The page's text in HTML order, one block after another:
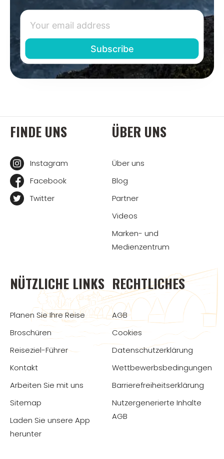
FINDE UNS
Instagram
Facebook
Twitter
ÜBER UNS
Über uns
Blog
Partner
Videos
Marken- und
Medienzentrum
NÜTZLICHE LINKS
Planen Sie Ihre Reise
Broschüren
Reiseziel-Führer
Kontakt
Arbeiten Sie mit uns
Sitemap
Laden Sie unsere App
herunter
RECHTLICHES
AGB
Cookies
Datenschutzerklärung
Wettbewerbsbedingungen
Barrierefreiheitserklärung
Nutzergenerierte Inhalte
AGB